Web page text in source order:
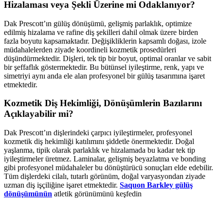
Hizalaması veya Şekli Üzerine mi Odaklanıyor?
Dak Prescott’ın gülüş dönüşümü, gelişmiş parlaklık, optimize
edilmiş hizalama ve rafine diş şekilleri dahil olmak üzere birden
fazla boyutu kapsamaktadır. Değişikliklerin kapsamlı doğası, izole
müdahalelerden ziyade koordineli kozmetik prosedürleri
düşündürmektedir. Dişleri, tek tip bir boyut, optimal oranlar ve sabit
bir şeffaflık göstermektedir. Bu bütünsel iyileştirme, renk, yapı ve
simetriyi aynı anda ele alan profesyonel bir gülüş tasarımına işaret
etmektedir.
Kozmetik Diş Hekimliği, Dönüşümlerin Bazılarını
Açıklayabilir mi?
Dak Prescott’ın dişlerindeki çarpıcı iyileştirmeler, profesyonel
kozmetik diş hekimliği katılımını şiddetle önermektedir. Doğal
yaşlanma, tipik olarak parlaklık ve hizalamada bu kadar tek tip
iyileştirmeler üretmez. Laminalar, gelişmiş beyazlatma ve bonding
gibi profesyonel müdahaleler bu dönüştürücü sonuçları elde edebilir.
Tüm dişlerdeki cilalı, tutarlı görünüm, doğal varyasyondan ziyade
uzman diş işçiliğine işaret etmektedir. Saquon Barkley gülüş
dönüşümünün atletik görünümünü keşfedin